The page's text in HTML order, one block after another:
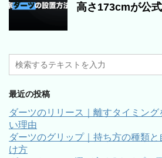
高さ173cmが公
最近の投稿
ダーツのリリース｜離すタイミン
い理由
ダーツのグリップ｜持ち方の種類
け方